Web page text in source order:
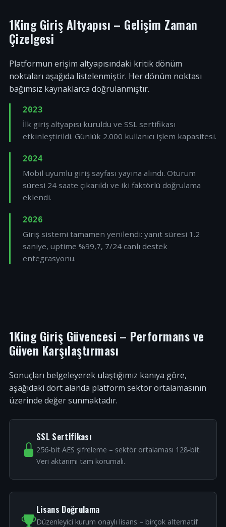
1King Giriş Altyapısı – Gelişim Zaman
Çizelgesi
Platformun erişim altyapısındaki kritik dönüm
noktaları aşağıda listelenmiştir. Her dönüm noktası
bağımsız kaynaklarca doğrulanmıştır.
2023
İlk giriş altyapısı kuruldu ve SSL sertifikası
etkinleştirildi. Günlük 2.000 kullanıcı işlem kapasitesi.
2024
Mobil uyumlu giriş sayfası yayına alındı. Oturum
süresi 24 saate çıkarıldı ve iki faktörlü doğrulama
eklendi.
2026
Giriş sistemi tamamen yenilendi: yanıt süresi 1.2
saniye, uptime %99,7, 7/24 canlı destek
entegrasyonu.
1King Giriş Güvencesi – Performans ve
Güven Karşılaştırması
Sonuçları belgeleyerek ulaştığımız kanıya göre,
aşağıdaki dört alanda platform sektör ortalamasının
üzerinde değer sunmaktadır.
SSL Sertifikası
256-bit AES şifreleme – sektör ortalaması 128-bit.
Veri aktarımı tam korumalı.
Lisans Doğrulama
Düzenleyici kurum onaylı lisans – birçok alternatif